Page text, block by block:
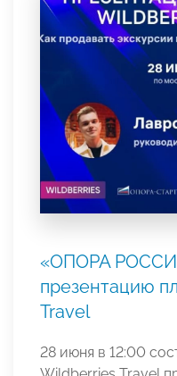
«ОПОРА
презентацию
Travel
28 июня в 12:00